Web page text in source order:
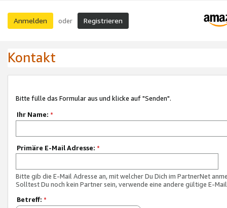
Anmelden oder Registrieren
Kontakt
Bitte fülle das Formular aus und klicke auf "Senden".
Ihr Name: *
Primäre E-Mail Adresse: *
Bitte gib die E-Mail Adresse an, mit welcher Du Dich im PartnerNet
Solltest Du noch kein Partner sein, verwende eine andere gültige E-
Betreff: *